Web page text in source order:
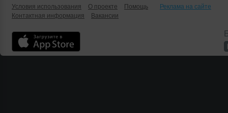
Условия использования
О проекте Помощь
Реклама на сайте
Контактная информация
Вакансии